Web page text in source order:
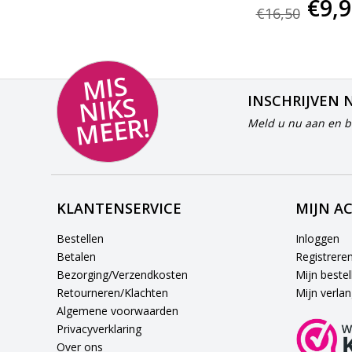
€16,50
MI
S
NI
K
S
M
E
E
R!
INSCHRIJVEN
Meld u nu aan en
KLANTENSERVICE
Bestellen
Betalen
Bezorging/Verzendkosten
Retourneren/Klachten
Algemene voorwaarden
Privacyverklaring
Over ons
MIJN
Inloggen
Registreren
Mijn
Mijn